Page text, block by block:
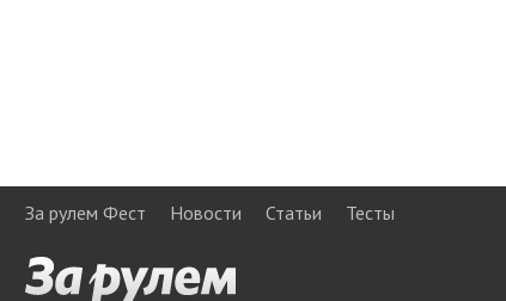
За рулем Фест Новости Статьи Тесты